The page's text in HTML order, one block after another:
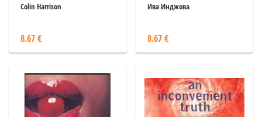
Colin Harrison
8.67 €
Ива Инджова
8.67 €